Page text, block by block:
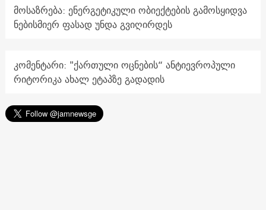
მოსაზრება: ენერგეტიკული ობიექტების გამოსყიდვა
ნებისმიერ ფასად უნდა გვიღირდეს
კომენტარი: "ქართული ოცნების“ ანტიევროპული
რიტორიკა ახალ ეტაპზე გადადის